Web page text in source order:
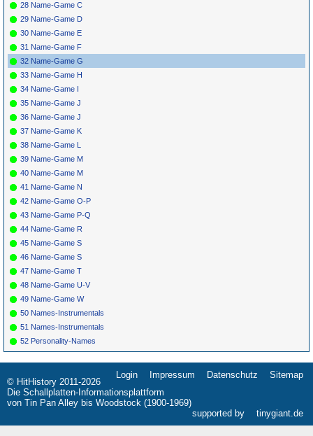
28 Name-Game C
29 Name-Game D
30 Name-Game E
31 Name-Game F
32 Name-Game G
33 Name-Game H
34 Name-Game I
35 Name-Game J
36 Name-Game J
37 Name-Game K
38 Name-Game L
39 Name-Game M
40 Name-Game M
41 Name-Game N
42 Name-Game O-P
43 Name-Game P-Q
44 Name-Game R
45 Name-Game S
46 Name-Game S
47 Name-Game T
48 Name-Game U-V
49 Name-Game W
50 Names-Instrumentals
51 Names-Instrumentals
52 Personality-Names
Navigation
überspringen
Login Impressum Datenschutz Sitemap
© HitHistory 2011-2026
Die Schallplatten-Informationsplattform
von Tin Pan Alley bis Woodstock (1900-1969)
supported by
tinygiant.de